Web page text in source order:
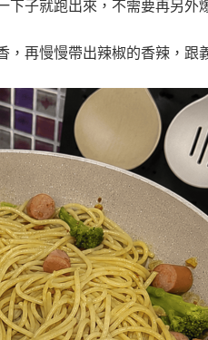
子就跑出來，不需要再另外
再慢慢帶出辣椒的香辣，跟